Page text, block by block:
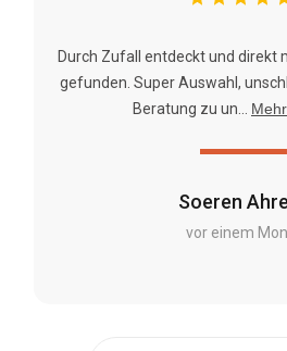
Soeren
vor einem
Durch Zufall entdeckt und direkt
gefunden. Super Auswahl,
Beratung zu un...